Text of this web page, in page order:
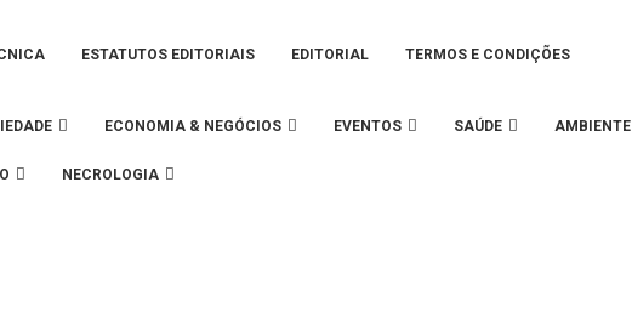
ESTATUTOS EDITORIAIS EDITORIAL TERMOS E CONDIÇÕES
ECONOMIA & NEGÓCIOS EVENTOS SAÚDE AMBIENTE
NECROLOGIA